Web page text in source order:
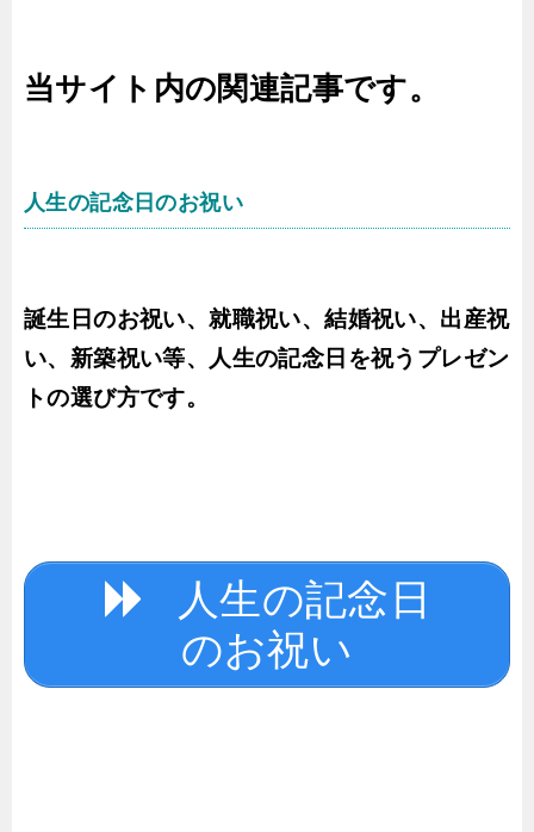
当サイト内の関連記事です。
人生の記念日のお祝い
誕生日のお祝い、就職祝い、結婚祝い、出産祝
い、新築祝い等、人生の記念日を祝うプレゼン
トの選び方です。
人生の記念日
のお祝い